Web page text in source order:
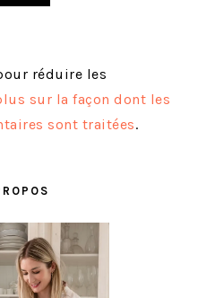
réduire les
sur la façon dont les
sont traitées.